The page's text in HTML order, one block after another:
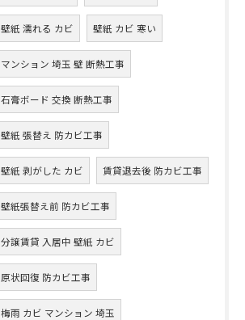
壁紙 濡れる カビ 壁紙 カビ 寒い
マンション 埼玉 壁 断熱工事
石膏ボード 交換 断熱工事
壁紙 張替え 防カビ工事
壁紙 剥がした カビ 賃貸退去後 防カビ工事
壁紙張替え前 防カビ工事
分譲賃貸 入居中 壁紙 カビ
原状回復 防カビ工事
梅雨 カビ マンション 埼玉